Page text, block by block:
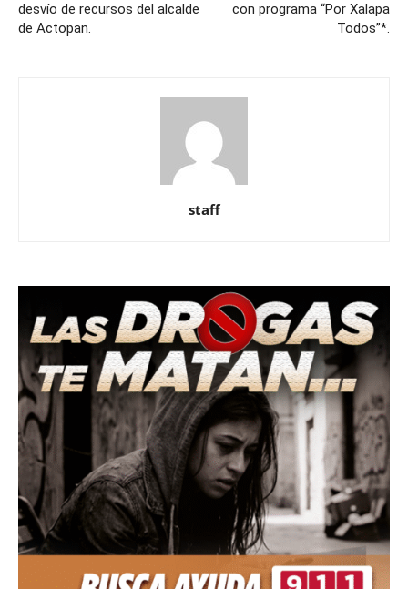
desvío de recursos del alcalde
de Actopan.
con programa “Por Xalapa
Todos”*.
staff